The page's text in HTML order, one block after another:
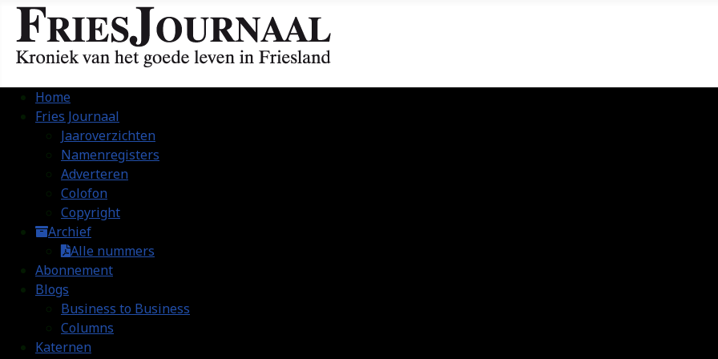
Home
Fries Journaal
Jaaroverzichten
Namenregisters
Adverteren
Colofon
Copyright
Archief
Alle nummers
Abonnement
Blogs
Business to Business
Columns
Katernen